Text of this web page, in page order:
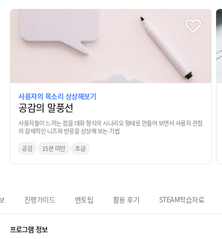
사용자의 목소리 상상해보기
공감의 말풍선
사용자들이 느끼는 점을 대화 형식의 시나리오 형태로 만들어 보면서 사용자 관점
의 잠재적인 니즈와 반응을 상상해 보는 기법
공감 15분 미만 초급
진행가이드 멘토팁 활용 후기 STEAM학습자료
프로그램 정보